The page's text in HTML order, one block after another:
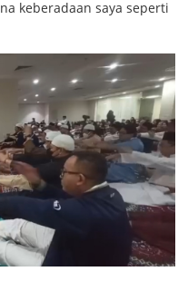
keberadaan saya seperti